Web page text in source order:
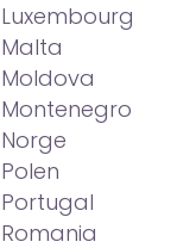
Luxembourg
Malta
Moldova
Montenegro
Norge
Polen
Portugal
Romania